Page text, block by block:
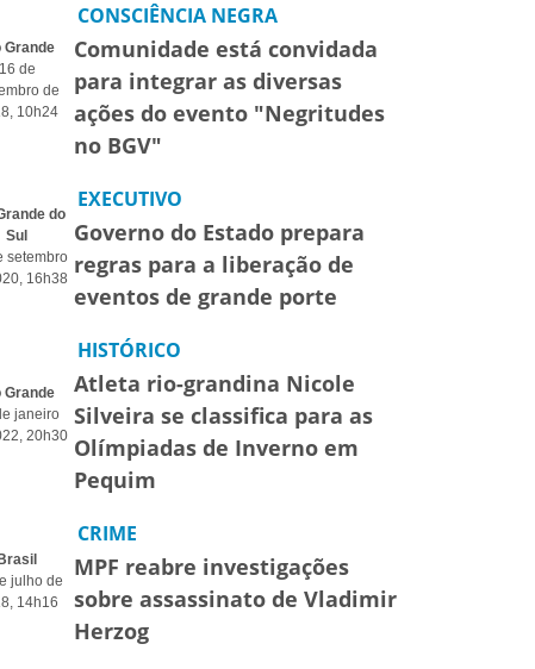
Grande
16 de
de
10h24
CONSCIÊNCIA NEGRA
Comunidade está convidada
para integrar as diversas
ações do evento "Negritudes
no BGV"
do
Sul
setembro
16h38
EXECUTIVO
Governo do Estado prepara
regras para a liberação de
eventos de grande porte
Grande
janeiro
20h30
HISTÓRICO
Atleta rio-grandina Nicole
Silveira se classifica para as
Olímpiadas de Inverno em
Pequim
Brasil
julho de
14h16
CRIME
MPF reabre investigações
sobre assassinato de Vladimir
Herzog